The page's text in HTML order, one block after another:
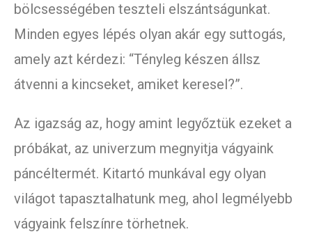
bölcsességében teszteli elszántságunkat.
Minden egyes lépés olyan akár egy suttogás,
amely azt kérdezi: “Tényleg készen állsz
átvenni a kincseket, amiket keresel?”.
Az igazság az, hogy amint legyőztük ezeket a
próbákat, az univerzum megnyitja vágyaink
páncéltermét. Kitartó munkával egy olyan
világot tapasztalhatunk meg, ahol legmélyebb
vágyaink felszínre törhetnek.